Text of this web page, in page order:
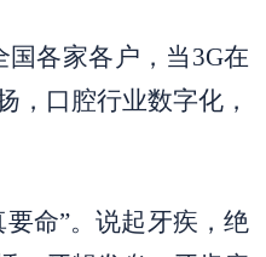
国各家各户，当3G在
，口腔行业数字化，
命”。说起牙疾，绝